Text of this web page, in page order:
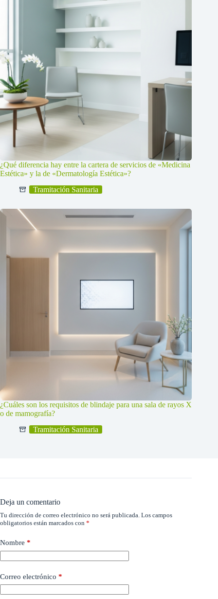
¿Qué diferencia hay entre la cartera de servicios de «Medicina
Estética» y la de «Dermatología Estética»?
Tramitación Sanitaria
¿Cuáles son los requisitos de blindaje para una sala de rayos X
o de mamografía?
Tramitación Sanitaria
Deja un comentario
Tu dirección de correo electrónico no será publicada. Los campos
obligatorios están marcados con *
Nombre *
Correo electrónico *